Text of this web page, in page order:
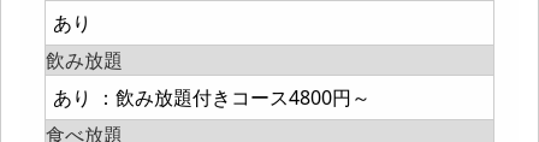
あり
飲み放題
あり ：飲み放題付きコース4800円～
食べ放題